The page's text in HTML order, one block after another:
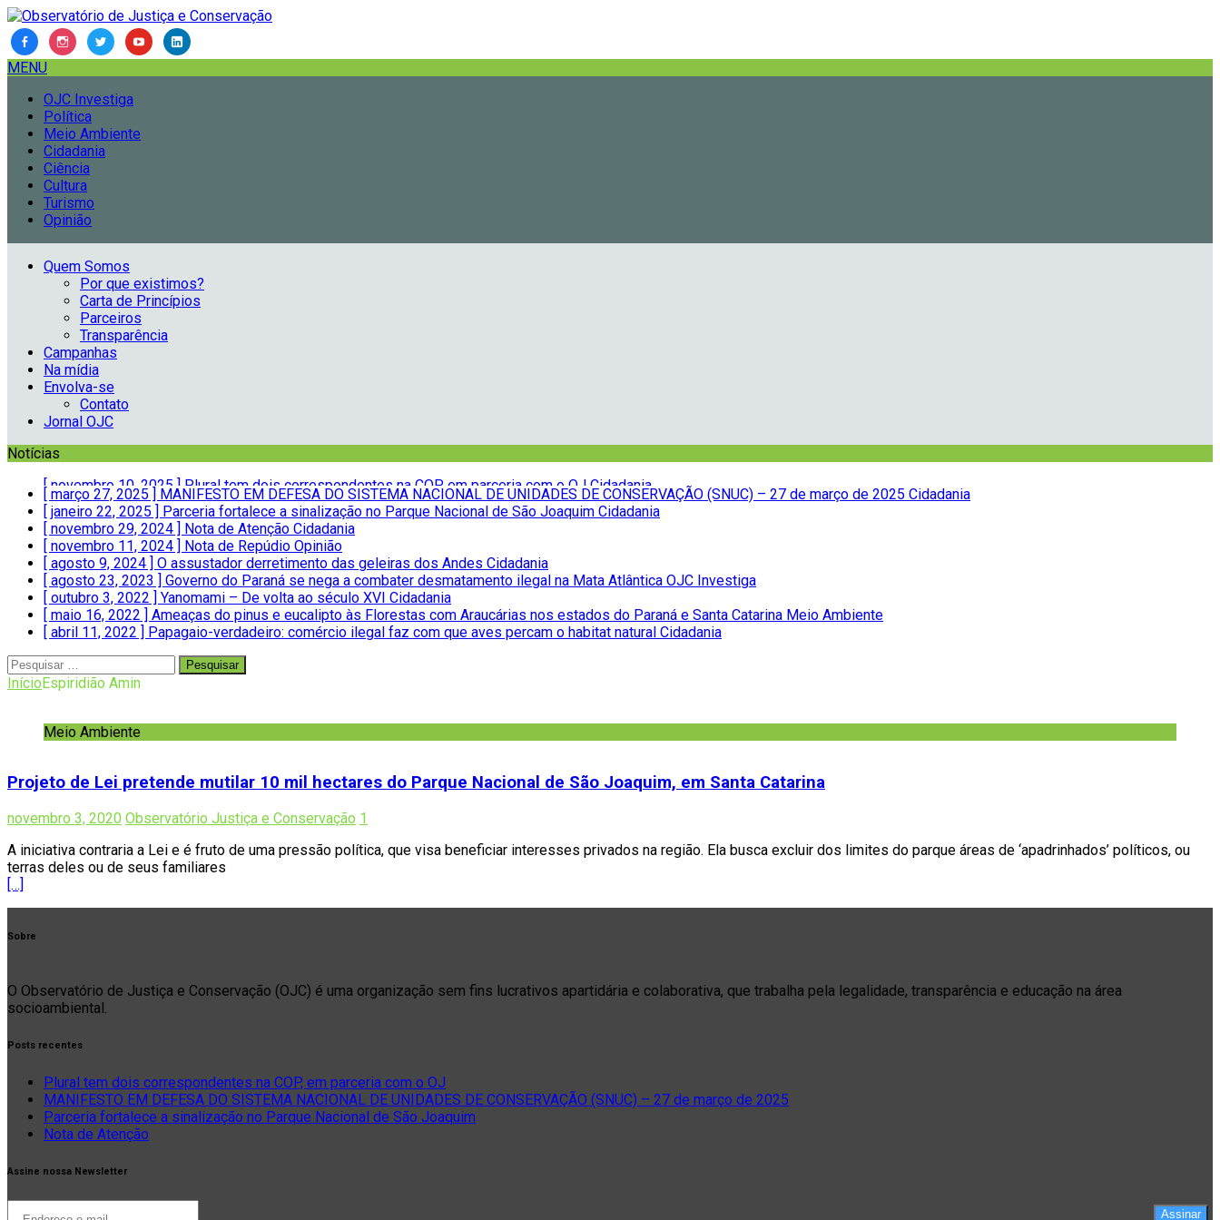
MENU
OJC Investiga
Política
Meio Ambiente
Cidadania
Ciência
Cultura
Turismo
Opinião
Quem Somos
Por que existimos?
Carta de Princípios
Parceiros
Transparência
Campanhas
Na mídia
Envolva-se
Contato
Jornal OJC
Notícias
[ março 27, 2025 ]MANIFESTO EM DEFESA DO SISTEMA NACIONAL DE UNIDADES DE CONSERVAÇÃO (SNUC) – 27 de março de 2025 Cidadania
[ janeiro 22, 2025 ]Parceria fortalece a sinalização no Parque Nacional de São JoaquimCidadania
[ novembro 29, 2024 ]Nota de AtençãoCidadania
[ novembro 11, 2024 ]Nota de RepúdioOpinião
[ agosto 9, 2024 ]O assustador derretimento das geleiras dos Andes Cidadania
[ agosto 23, 2023 ]Governo do Paraná se nega a combater desmatamento ilegal na Mata Atlântica OJC Investiga
[ outubro 3, 2022 ]Yanomami – De volta ao século XVICidadania
[ maio 16, 2022 ]Ameaças do pinus e eucalipto às Florestas com Araucárias nos estados do Paraná e Santa Catarina Meio Ambiente
[ abril 11, 2022 ]Papagaio-verdadeiro: comércio ilegal faz com que aves percam o habitat naturalCidadania
[ novembro 10, 2025 ]Plural tem dois correspondentes na COP, em parceria com o OJCidadania
InícioEspiridião Amin
Meio Ambiente
Projeto de Lei pretende mutilar 10 mil hectares do Parque Nacional de São Joaquim, em Santa Catarina
novembro 3, 2020 Observatório Justiça e Conservação
1
A iniciativa contraria a Lei e é fruto de uma pressão política, que visa beneficiar interesses privados na região. Ela busca excluir dos limites do parque áreas de ‘apadrinhados’ políticos, ou
terras deles ou de seus familiares
[…]
O Observatório de Justiça e Conservação (OJC) é uma organização sem fins lucrativos apartidária e colaborativa, que trabalha pela legalidade, transparência e educação na área
socioambiental.
Plural tem dois correspondentes na COP, em parceria com o OJ
MANIFESTO EM DEFESA DO SISTEMA NACIONAL DE UNIDADES DE CONSERVAÇÃO (SNUC) – 27 de março de 2025
Parceria fortalece a sinalização no Parque Nacional de São Joaquim
Nota de Atenção
Assinar